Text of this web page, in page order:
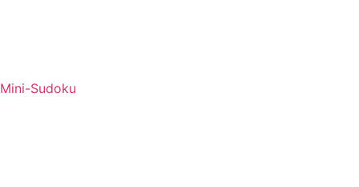
Mini-Sudoku